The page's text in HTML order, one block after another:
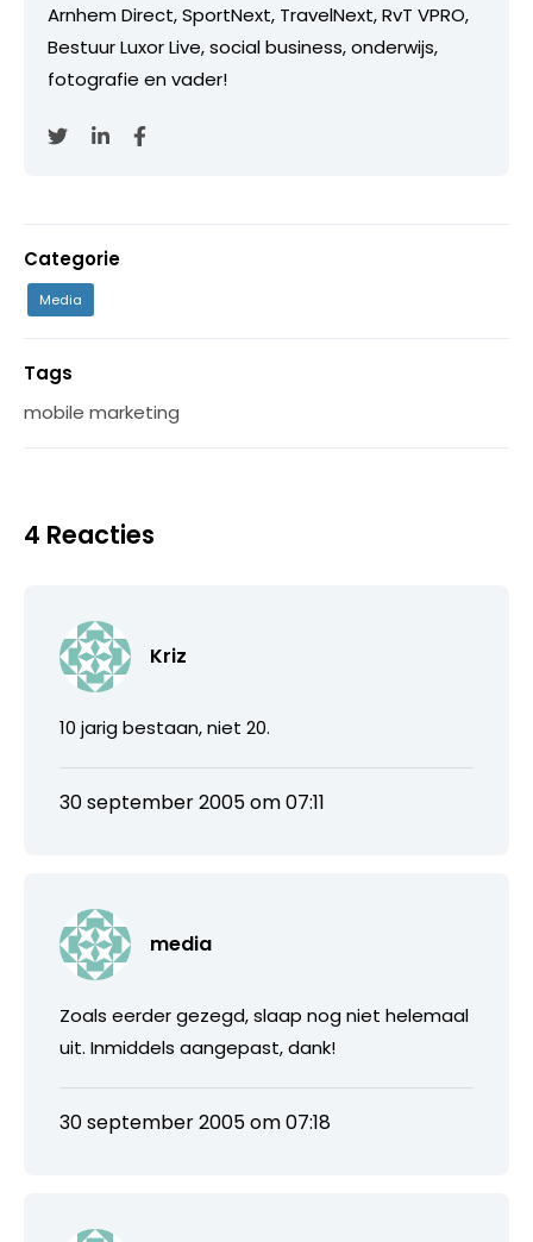
Arnhem Direct, SportNext, TravelNext, RvT VPRO,
Bestuur Luxor Live, social business, onderwijs,
fotografie en vader!
Categorie
Media
Tags
mobile marketing
4 Reacties
Kriz
10 jarig bestaan, niet 20.
30 september 2005 om 07:11
media
Zoals eerder gezegd, slaap nog niet helemaal
uit. Inmiddels aangepast, dank!
30 september 2005 om 07:18